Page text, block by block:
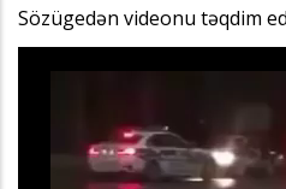
Sözügedən videonu təqdim